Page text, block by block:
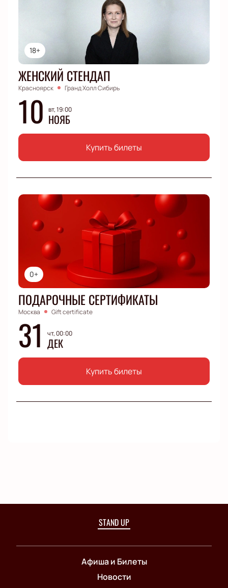
18+
ЖЕНСКИЙ СТЕНДАП
Красноярск Гранд Холл Сибирь
10 вт, 19:00
НОЯБ
Купить билеты
0+
ПОДАРОЧНЫЕ СЕРТИФИКАТЫ
Москва Gift certificate
31 чт, 00:00
ДЕК
Купить билеты
STAND UP
Афиша и Билеты
Новости